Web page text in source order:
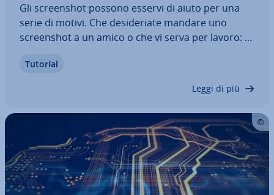
Gli screen­shot possono esservi di aiuto per una
serie di motivi. Che de­si­de­ria­te mandare uno
screen­shot a un amico o che vi serva per lavoro: è
piuttosto che spiegarlo a parole. Con un MacBook
Tutorial
Leggi di più